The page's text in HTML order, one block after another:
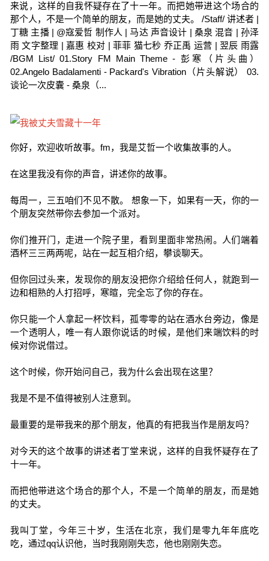
来说，这样的自我怀疑存在了十一年。而把她带进这个场合的
那个人，不是一个简单的朋友，而是她的丈夫。 /Staff/ 讲述者 |
丁糖 主播 | @寇爱哲 制作人 | 马达 声音设计 | 桑泉 混音 | 孙泽
雨 文字整理 | 嘉惠 校对 | 菲菲 猫七秒 乔正禹 运营 | 翌辰 雨露
/BGM List/ 01.Story FM Main Theme - 彭寒（片头曲）
02.Angelo Badalamenti - Packard's Vibration（片头解说） 03.
谈论一次皮囊 - 桑泉（...
你好，欢迎收听故事。fm，我是艾哲一个收集故事的人。
在这里我没有你的声音，讲述你的故事。
每周一，三五咱们不见不散。 想象一下，如果有一天，你的一
个朋友突然带你去参加一个派对。
你们推开门，走进一个院子里，看到里面非常热闹。人们端着
酒杯三三两两呢，站在一起互相介绍，攀谈聊天。
但你回过头来，发现你的朋友没把你介绍给任何人，就跑到一
边和相熟的人打招呼，寒暄，完全忘了你的存在。
你只能一个人拿起一杯饮料，孤零零的站在酒水台旁边，像是
一个透明人，唯一有人跟你说话的时候，是他们来端饮料的时
候对你说借过。
这个时候，你开始问自己，我为什么会出现在这里？
我是不是不值得被别人注意到。
最重要的是带我来的那个朋友，他真的有把我当作是朋友吗？
对今天的这个故事的讲述者丁堂来说，这样的自我怀疑存在了
十一年。
而把他带进这个场合的那个人，不是一个简单的朋友，而是她
的丈夫。
我叫丁堂，今年三十岁，生活在北京，我们是零九年年底吃
吃，通过qq认识他，当时我刚刚失恋，他也刚刚失恋。